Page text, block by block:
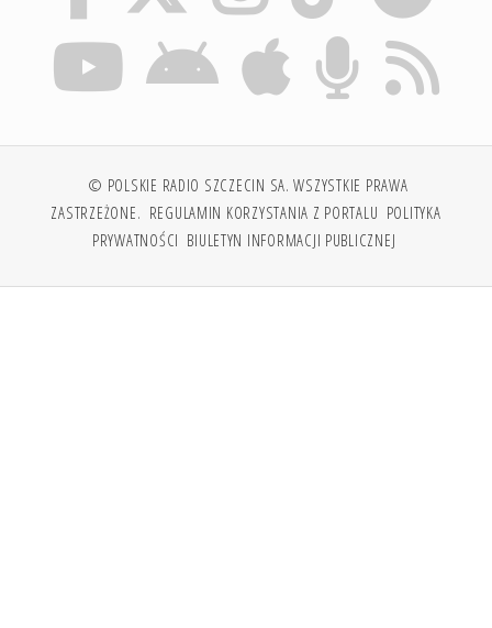
© POLSKIE RADIO SZCZECIN SA. WSZYSTKIE PRAWA
ZASTRZEŻONE. REGULAMIN KORZYSTANIA Z PORTALU POLITYKA
PRYWATNOŚCI BIULETYN INFORMACJI PUBLICZNEJ